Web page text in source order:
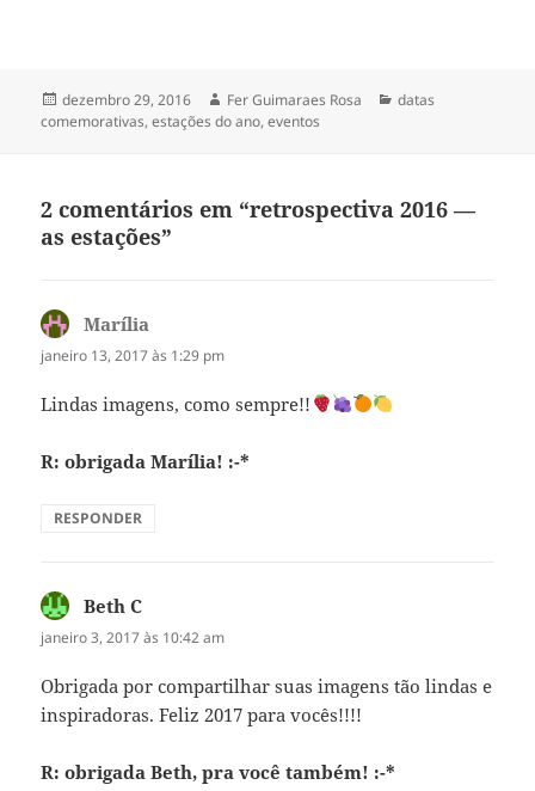
Publicado
em
dezembro 29, 2016 Autor
Fer Guimaraes Rosa Categorias
datas
comemorativas,estações do ano,eventos
2 comentários em “retrospectiva 2016 —
as estações”
Marília
janeiro 13, 2017 às 1:29 pm
Lindas imagens, como sempre!!
R: obrigada Marília! :-*
RESPONDER
Beth C
janeiro 3, 2017 às 10:42 am
Obrigada por compartilhar suas imagens tão lindas e
inspiradoras. Feliz 2017 para vocês!!!!
R: obrigada Beth, pra você também! :-*